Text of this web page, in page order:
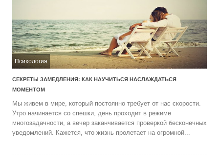
Психология
СЕКРЕТЫ ЗАМЕДЛЕНИЯ: КАК НАУЧИТЬСЯ НАСЛАЖДАТЬСЯ
МОМЕНТОМ
Мы живем в мире, который постоянно требует от нас скорости.
Утро начинается со спешки, день проходит в режиме
многозадачности, а вечер заканчивается проверкой бесконечных
уведомлений. Кажется, что жизнь пролетает на огромной...